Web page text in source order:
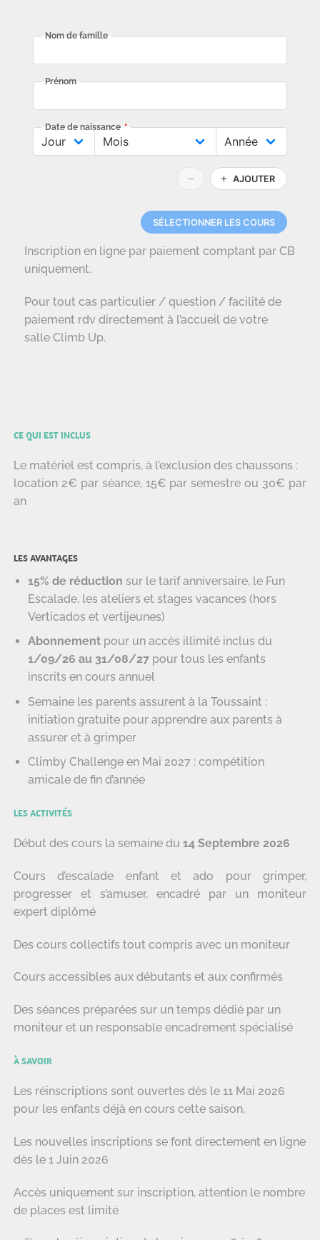
Inscription en ligne par paiement comptant par CB
uniquement.
Pour tout cas particulier / question / facilité de
paiement rdv directement à l’accueil de votre
salle Climb Up.
CE QUI EST INCLUS
Le matériel est compris, à l’exclusion des chaussons :
location 2€ par séance, 15€ par semestre ou 30€ par
an
LES AVANTAGES
15% de réduction sur le tarif anniversaire, le Fun
Escalade, les ateliers et stages vacances (hors
Verticados et vertijeunes)
Abonnement pour un accès illimité inclus du
1/09/26 au 31/08/27 pour tous les enfants
inscrits en cours annuel
Semaine les parents assurent à la Toussaint :
initiation gratuite pour apprendre aux parents à
assurer et à grimper
Climby Challenge en Mai 2027 : compétition
amicale de fin d’année
LES ACTIVITÉS
Début des cours la semaine du 14 Septembre 2026
Cours d’escalade enfant et ado pour grimper,
progresser et s’amuser, encadré par un moniteur
expert diplômé
Des cours collectifs tout compris avec un moniteur
Cours accessibles aux débutants et aux confirmés
Des séances préparées sur un temps dédié par un
moniteur et un responsable encadrement spécialisé
À SAVOIR
Les réinscriptions sont ouvertes dès le 11 Mai 2026
pour les enfants déjà en cours cette saison,
Les nouvelles inscriptions se font directement en ligne
dès le 1 Juin 2026
Accès uniquement sur inscription, attention le nombre
de places est limité